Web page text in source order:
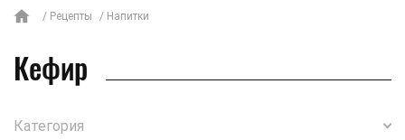
Рецепты Напитки
Кефир
Категория